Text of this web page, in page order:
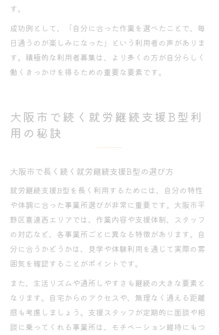
す。
成功例として、「自分に合った作業を選べたことで、毎
日通うのが楽しみになった」という利用者の声がありま
す。積極的な利用者募集は、より多くの方が自分らしく
働くきっかけを得るための重要な要素です。
大阪市で続く就労継続支援B型利
用の秘訣
大阪市で長く続く就労継続支援B型の選び方
就労継続支援B型を長く利用するためには、自分の特性
や体調に合った事業所選びが非常に重要です。大阪市平
野区喜連西エリアでは、作業内容や支援体制、スタッフ
の対応など、各事業所ごとに異なる特徴があります。自
分に合うかどうかは、見学や体験利用を通じて実際の雰
囲気を確認することがポイントです。
また、生活リズムや通所しやすさも継続の大きな要素と
なります。自宅からのアクセスや、無理なく通える距離
感も考慮しましょう。支援スタッフが定期的に面談や相
談に乗ってくれる事業所は、モチベーション維持にもつ